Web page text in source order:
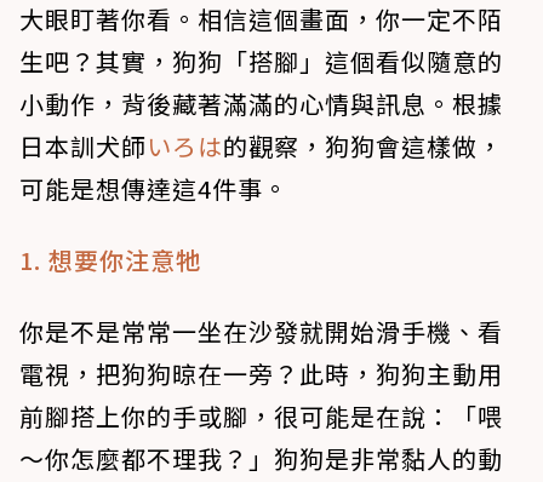
大眼盯著你看。相信這個畫面，你一定不陌
生吧？其實，狗狗「搭腳」這個看似隨意的
小動作，背後藏著滿滿的心情與訊息。根據
日本訓犬師いろは的觀察，狗狗會這樣做，
可能是想傳達這4件事。
1. 想要你注意牠
你是不是常常一坐在沙發就開始滑手機、看
電視，把狗狗晾在一旁？此時，狗狗主動用
前腳搭上你的手或腳，很可能是在說：「喂
～你怎麼都不理我？」狗狗是非常黏人的動